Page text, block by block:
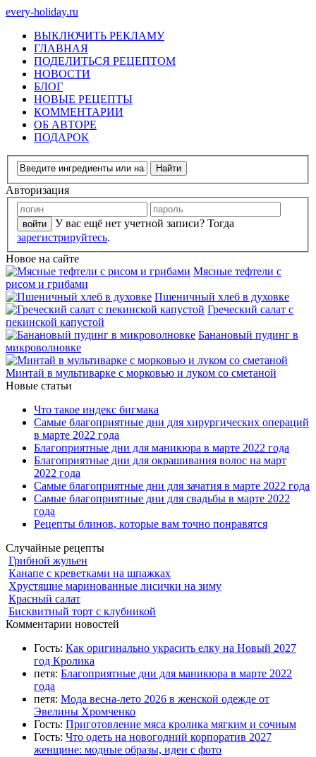
every-holiday.ru
ВЫКЛЮЧИТЬ РЕКЛАМУ
ГЛАВНАЯ
ПОДЕЛИТЬСЯ РЕЦЕПТОМ
НОВОСТИ
БЛОГ
НОВЫЕ РЕЦЕПТЫ
КОММЕНТАРИИ
ОБ АВТОРЕ
ПОДАРОК
Авторизация
У вас ещё нет учетной записи? Тогда
зарегистрируйтесь.
Новое на сайте
Мясные тефтели с
рисом и грибами
Пшеничный хлеб в духовке
Греческий салат с
пекинской капустой
Банановый пудинг в
микроволновке
Минтай в мультиварке с морковью и луком со сметаной
Новые статьи
Что такое индекс бигмака
Самые благоприятные дни для хирургических операций
в марте 2022 года
Благоприятные дни для маникюра в марте 2022 года
Благоприятные дни для окрашивания волос на март
2022 года
Самые благоприятные дни для зачатия в марте 2022 года
Самые благоприятные дни для свадьбы в марте 2022
года
Рецепты блинов, которые вам точно понравятся
Случайные рецепты
Грибной жульен
Канапе с креветками на шпажках
Хрустящие маринованные лисички на зиму
Красный салат
Бисквитный торт с клубникой
Комментарии новостей
Гость: Как оригинально украсить елку на Новый 2027
год Кролика
петя: Благоприятные дни для маникюра в марте 2022
года
петя: Мода весна-лето 2026 в женской одежде от
Эвелины Хромченко
Гость: Приготовление мяса кролика мягким и сочным
Гость: Что одеть на новогодний корпоратив 2027
женщине: модные образы, идеи с фото